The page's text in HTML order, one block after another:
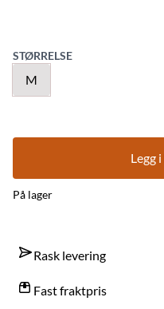
STØRRELSE
M
Legg
På lager
Rask levering
Fast fraktpris